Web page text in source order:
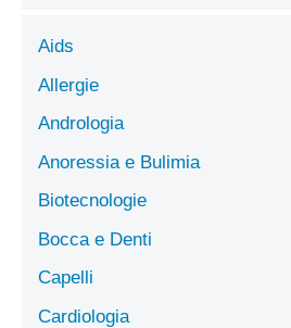
Aids
Allergie
Andrologia
Anoressia e Bulimia
Biotecnologie
Bocca e Denti
Capelli
Cardiologia